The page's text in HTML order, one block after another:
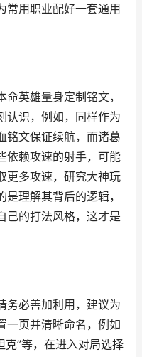
常用职业配好一套通用
英雄量身定制铭文，
认识，例如，同样作为
铭文保证续航，而诸葛
依赖攻速的射手，可能
更多攻速，研究大神玩
理解其背后的逻辑，
己的打法风格，这才是
务必善加利用，建议为
一页并清晰命名，例如
克”等，在进入对局选择